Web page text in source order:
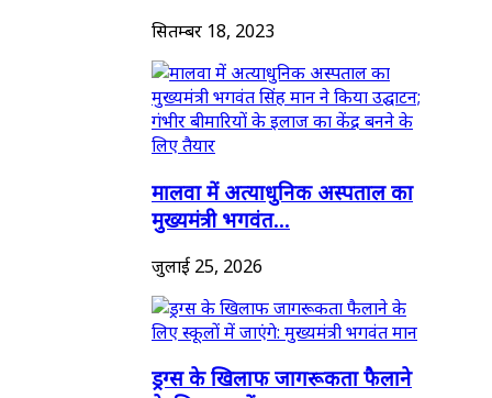
सितम्बर 18, 2023
मालवा में अत्याधुनिक अस्पताल का
मुख्यमंत्री भगवंत...
जुलाई 25, 2026
ड्रग्स के खिलाफ जागरूकता फैलाने